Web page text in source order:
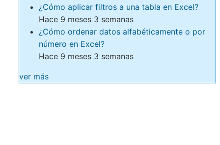
¿Cómo aplicar filtros a una tabla en Excel?
Hace 9 meses 3 semanas
¿Cómo ordenar datos alfabéticamente o por
número en Excel?
Hace 9 meses 3 semanas
ver más